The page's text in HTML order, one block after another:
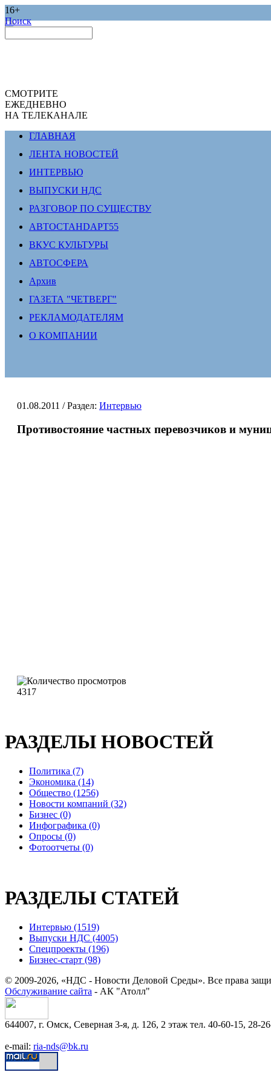
16+
Поиск
СМОТРИТЕ
ЕЖЕДНЕВНО
НА ТЕЛЕКАНАЛЕ
ГЛАВНАЯ
ЛЕНТА НОВОСТЕЙ
ИНТЕРВЬЮ
ВЫПУСКИ НДС
РАЗГОВОР ПО СУЩЕСТВУ
АВТОСТАНDАРТ55
ВКУС КУЛЬТУРЫ
АВТОСФЕРА
Архив
ГАЗЕТА "ЧЕТВЕРГ"
РЕКЛАМОДАТЕЛЯМ
О КОМПАНИИ
01.08.2011 / Раздел: Интервью
Противостояние частных перевозчиков и
4317
РАЗДЕЛЫ НОВОСТЕЙ
Политика (7)
Экономика (14)
Общество (1256)
Новости компаний (32)
Бизнес (0)
Инфографика (0)
Опросы (0)
Фотоотчеты (0)
РАЗДЕЛЫ СТАТЕЙ
Интервью (1519)
Выпуски НДС (4005)
Спецпроекты (196)
Бизнес-старт (98)
© 2009-2026, «НДС - Новости Деловой Среды». Все права
Обслуживание сайта - АК "Атолл"
644007, г. Омск, Северная 3-я, д. 126, 2 этаж тел. 40-60-15, 28-
e-mail: ria-nds@bk.ru